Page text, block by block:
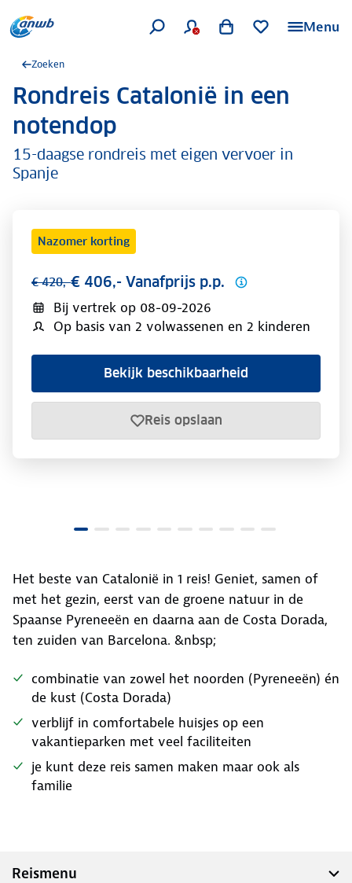
Menu
Zoeken
.Rondreis Catalonië in een
notendop
15-daagse rondreis met eigen vervoer in
Spanje
Nazomer korting
€ 420,-€ 406,- Vanafprijs p.p.
Bij vertrek op 08-09-2026
Op basis van 2 volwassenen en 2 kinderen
Bekijk beschikbaarheid
Reis opslaan
Het beste van Catalonië in 1 reis! Geniet, samen of
met het gezin, eerst van de groene natuur in de
Spaanse Pyreneeën en daarna aan de Costa Dorada,
ten zuiden van Barcelona. &nbsp;
combinatie van zowel het noorden (Pyreneeën) én
de kust (Costa Dorada)
verblijf in comfortabele huisjes op een
vakantieparken met veel faciliteiten
je kunt deze reis samen maken maar ook als
familie
Reismenu